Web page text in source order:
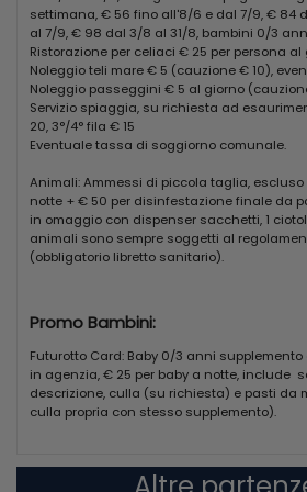
apertura a discrezione della
Gli ospiti in camera L'Oliveto
L'Oliveto dal 13/7 al 7/9. Possibilità di
menu dedicato per celiaci (su
da pagare in loco, con servizio al
PENSIONE COMPLETA PLUS, il
pensione completa con acqua
gustosi happening gastronomici
FORMULA ALL INCLUSIVE, tutto
Pensione Completa Plus con in più
illimitato (presso il bar) di:
Bibite soft drink, acqua e succhi da
Dalle ore 12:00, birra, Spritz,
alla frutta, amaro, sambuca,
rum, vodka, cocktail (lista indicata al
superalcolici della linea All Inclusive)
(obbligatorio per tutti gli occupanti la
pagamento: bevande e acqua non da
settimana, € 56 fino all'8/6 e dal 7/9, € 84
al 7/9, € 98 dal 3/8 al 31/8, bambini 0/3
Ristorazione per celiaci € 25 per persona al
Noleggio teli mare € 5 (cauzione € 10),
Noleggio passeggini € 5 al giorno
Servizio spiaggia, su richiesta ad
20, 3°/4° fila € 15
Eventuale tassa di soggiorno comunale.
Animali: Ammessi di piccola taglia, escluso
notte + € 50 per disinfestazione finale da
in omaggio con dispenser sacchetti, 1
animali sono sempre soggetti al
(obbligatorio libretto sanitario).
Promo Bambini:
Futurotto Card: Baby 0/3 anni
in agenzia, € 25 per baby a notte, include
descrizione, culla (su richiesta) e pasti da
culla propria con stesso supplemento).